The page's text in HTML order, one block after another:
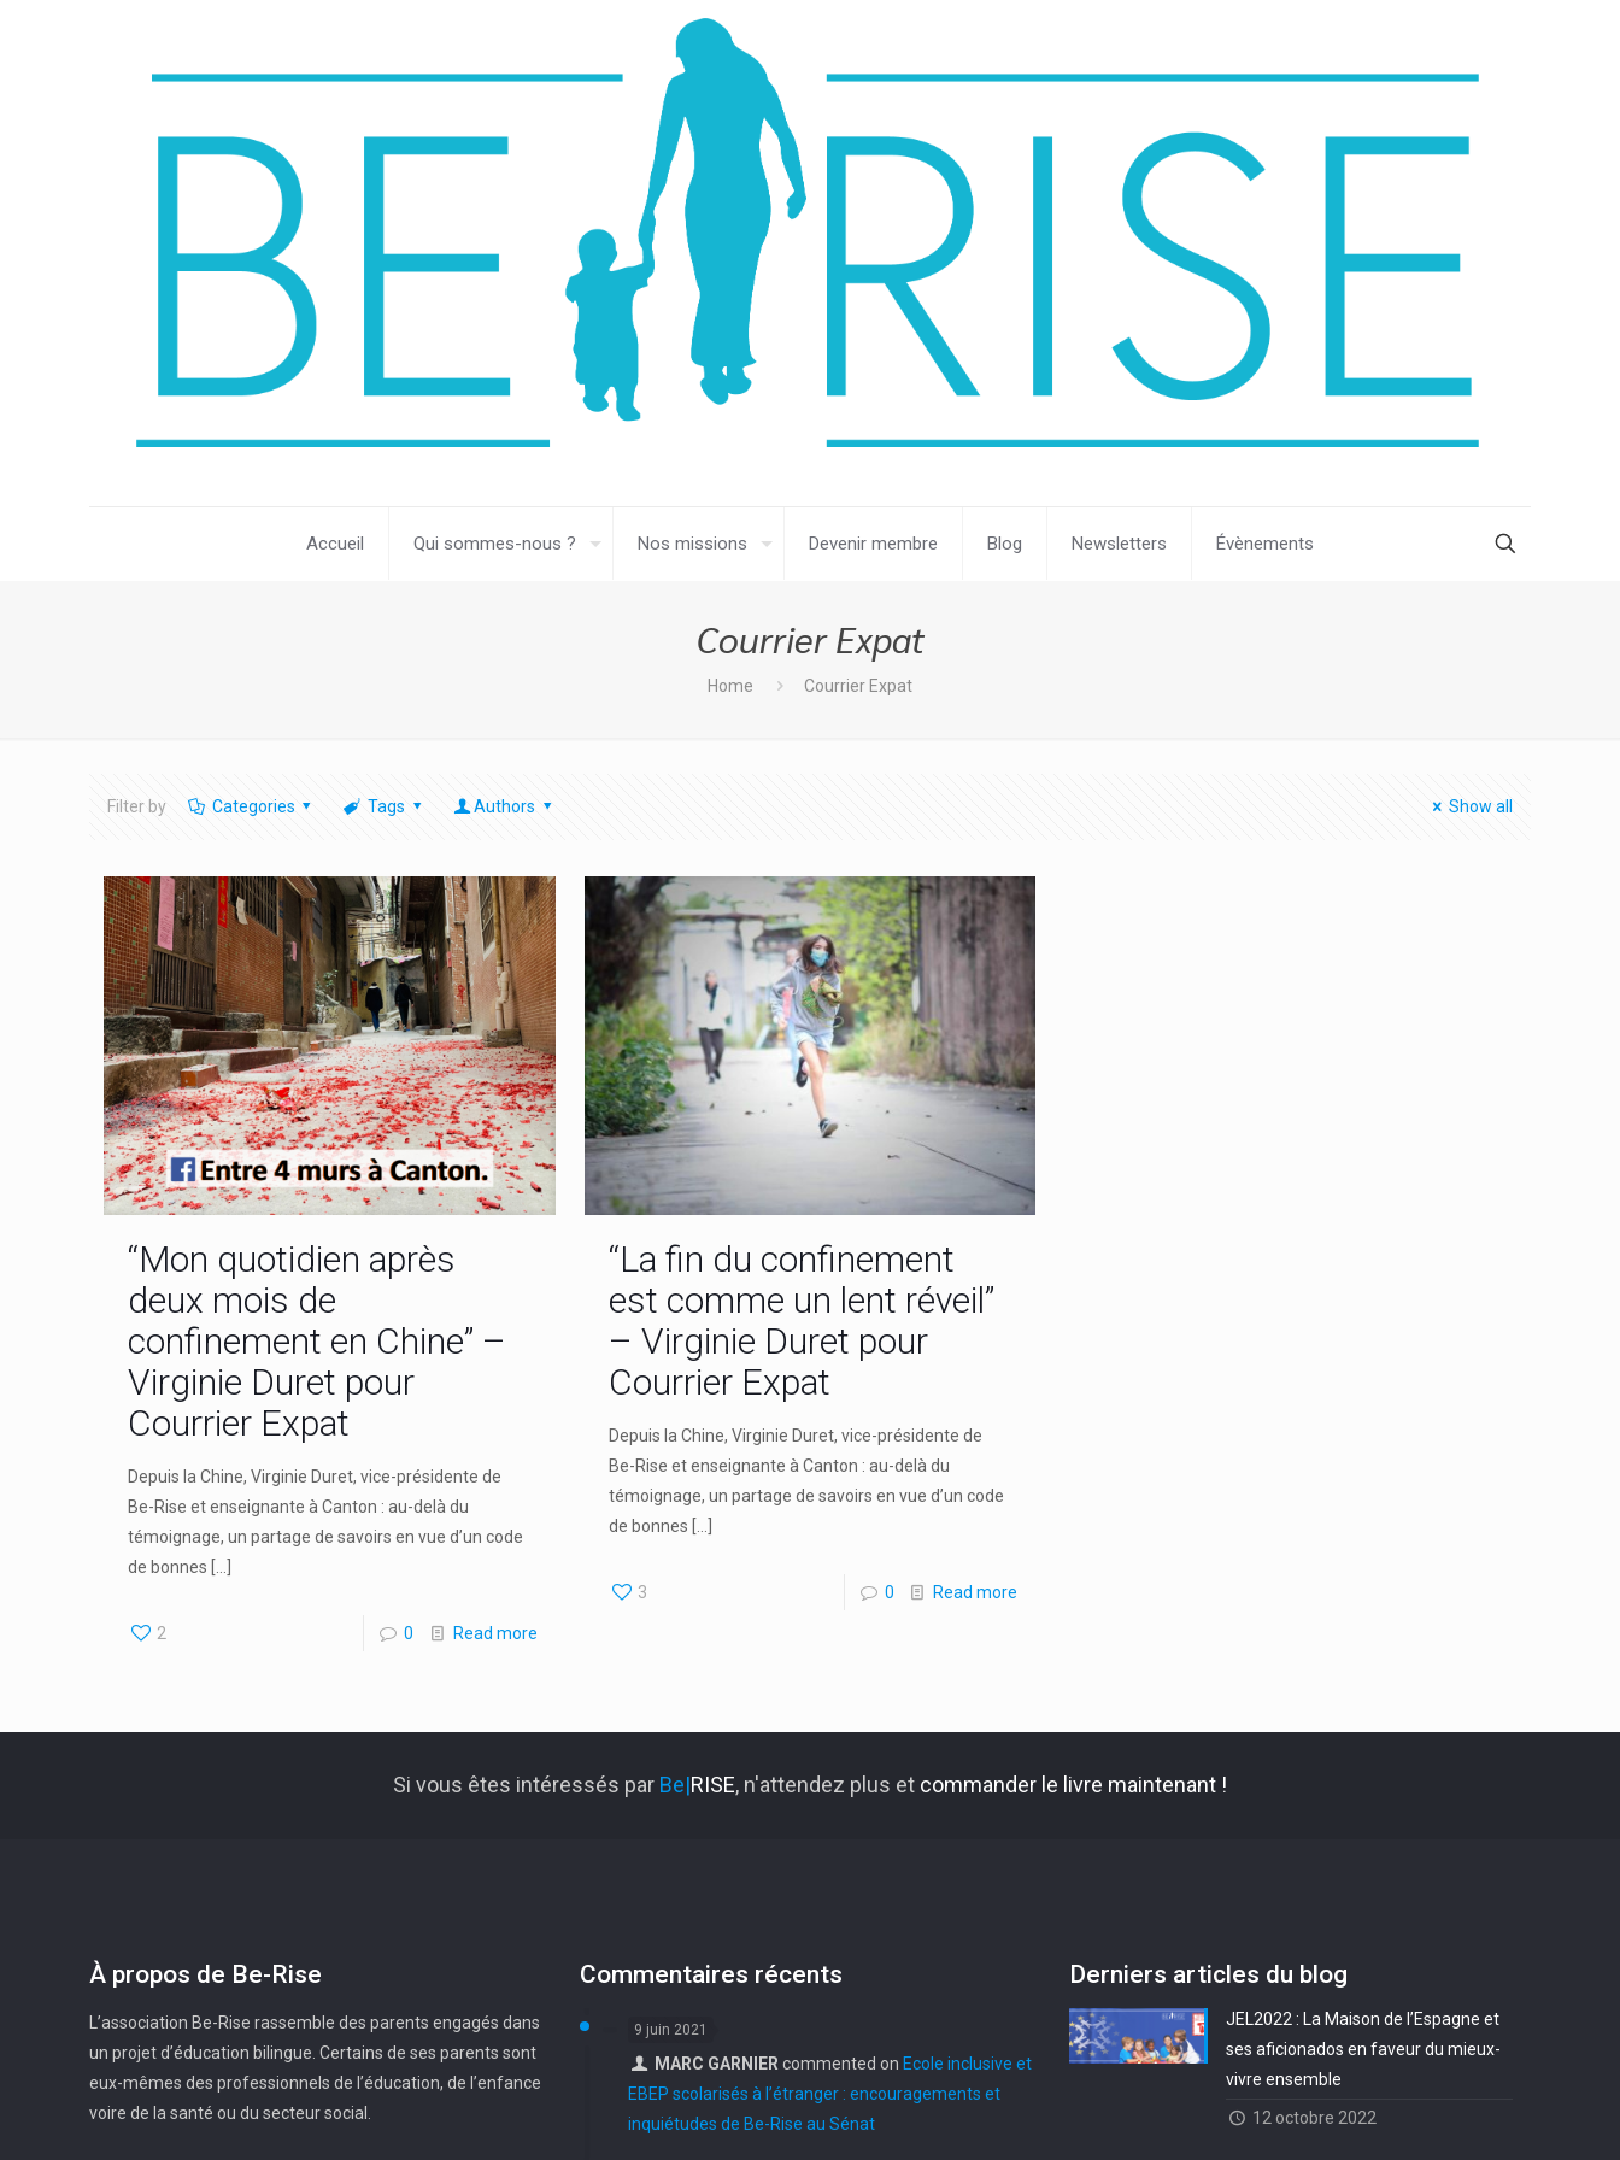
Accueil Qui sommes-nous ? Nos missions Devenir membre Blog Newsletters Évènements
Courrier Expat
Home Courrier Expat
Filter by Categories Tags Authors Show all
“Mon quotidien après
deux mois de
confinement en Chine” –
Virginie Duret pour
Courrier Expat
Depuis la Chine, Virginie Duret, vice-présidente de
Be-Rise et enseignante à Canton : au-delà du
témoignage, un partage de savoirs en vue d’un code
de bonnes
2 0 Read more
“La fin du confinement
est comme un lent réveil”
– Virginie Duret pour
Courrier Expat
Depuis la Chine, Virginie Duret, vice-présidente de
Be-Rise et enseignante à Canton : au-delà du
témoignage, un partage de savoirs en vue d’un code
de bonnes
3 0 Read more
Si vous êtes intéressés par Be|RISE, n'attendez plus et commander le livre maintenant !
À propos de Be-Rise
L’association Be-Rise rassemble des parents engagés dans
un projet d’éducation bilingue. Certains de ses parents sont
eux-mêmes des professionnels de l’éducation, de l’enfance
voire de la santé ou du secteur social.
Commentaires récents
9 juin 2021
MARC GARNIER commented on Ecole inclusive et
EBEP scolarisés à l’étranger : encouragements et
inquiétudes de Be-Rise au Sénat
Derniers articles du blog
JEL2022 : La Maison de l’Espagne et
ses aficionados en faveur du mieux-
vivre ensemble
12 octobre 2022